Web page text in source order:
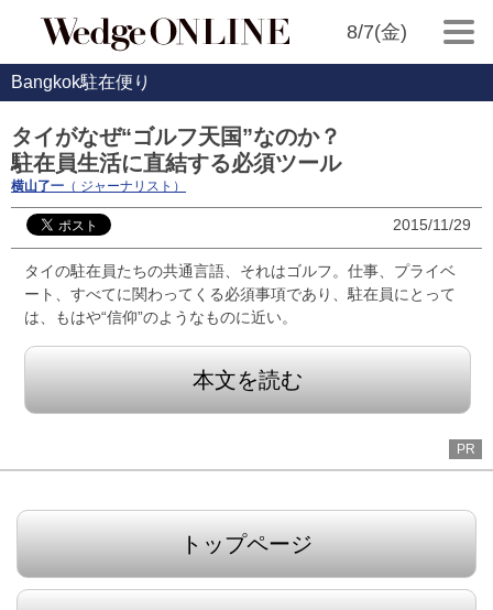
8/7(金)
Bangkok駐在便り
タイがなぜ“ゴルフ天国”なのか？
駐在員生活に直結する必須ツール
横山了一 （ ジャーナリスト）
2015/11/29
タイの駐在員たちの共通言語、それはゴルフ。仕事、プライベ
ート、すべてに関わってくる必須事項であり、駐在員にとって
は、もはや“信仰”のようなものに近い。
本文を読む
PR
トップページ